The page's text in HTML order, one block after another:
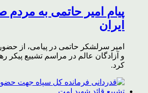
پیام امیر حاتمی به مردم
ایران
امیر سرلشکر حاتمی در پیامی، از
و آزادگان عالم در مراسم تشییع پیکر
کرد.